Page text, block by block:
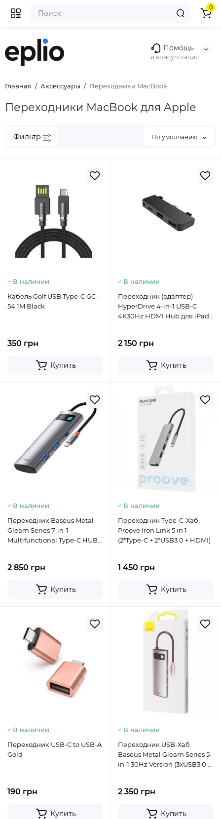
Помощь
и консультация
0
Главная Аксессуары Переходники MacBook
Переходники MacBook для Apple
Фильтр По умолчанию
В наличии
Кабель Golf USB Type-C GC-
54 1M Black
350 грн
Купить
В наличии
Переходник (адаптер)
HyperDrive 4-in-1 USB-C
4K30Hz HDMI Hub для iPad
2 150 грн
Купить
В наличии
Переходник Baseus Metal
Gleam Series 7-in-1
Multifunctional Type-C HUB
2 850 грн
Купить
В наличии
Переходник Type-C-Хаб
Proove Iron Link 5 in 1
(2*Type-C + 2*USB3.0 + HDMI)
1 450 грн
Купить
В наличии
Переходник USB-C to USB-A
Gold
190 грн
Купить
В наличии
Переходник USB-Хаб
Baseus Metal Gleam Series 5-
in-1 30Hz Version (3xUSB3.0 +
2 350 грн
Купить